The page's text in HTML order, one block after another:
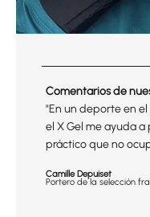
Comentarios de
"En un deporte en
el X Gel me ayuda a
práctico que no
Camille Depuiset
Portero de la selección